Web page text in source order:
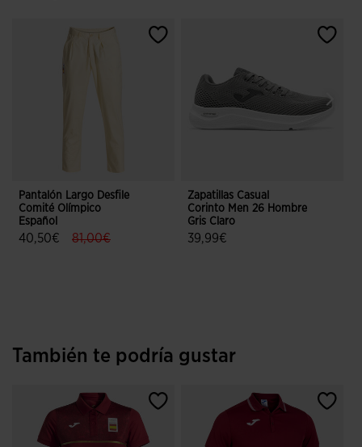
Pantalón Largo Desfile
Comité Olímpico
Español
40,50€ label.price.reduced.from
81,00€label.price.to
Zapatillas Casual
Corinto Men 26 Hombre
Gris Claro
39,99€
También te podría gustar